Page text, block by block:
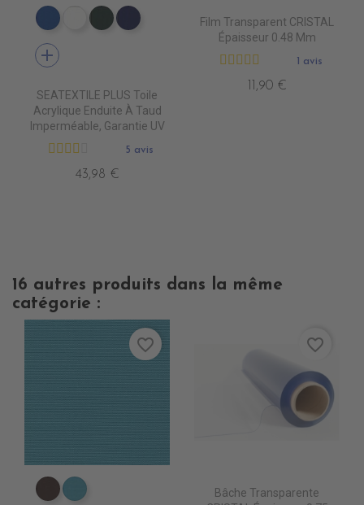
PT0540 ROYAL BLUE
PT0500 WHITE
PT0570 FOREST GREEN
PT0480 MARINE BLUE
add
SEATEXTILE PLUS Toile
Acrylique Enduite À Taud
Imperméable, Garantie UV
5 avis
43,98 €
Film Transparent CRISTAL
Épaisseur 0.48 Mm
1 avis
11,90 €
16 autres produits dans la même
catégorie :
PR067 CHESTNUST
PR0770 LAGON
favorite_border
Bâche Transparente
favorite_border